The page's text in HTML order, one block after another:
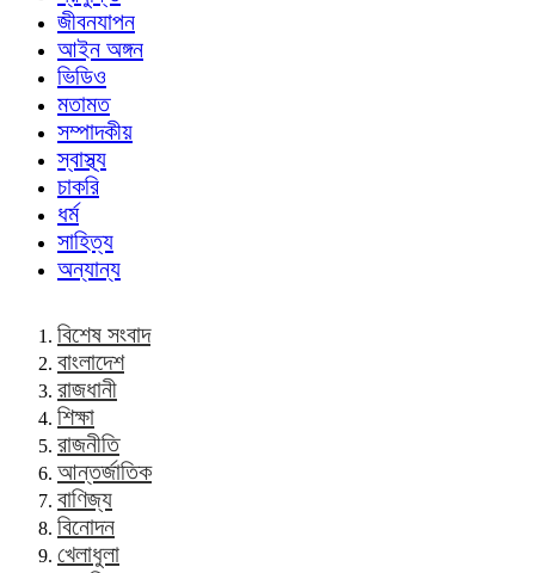
জীবনযাপন
আইন অঙ্গন
ভিডিও
মতামত
সম্পাদকীয়
স্বাস্থ্য
চাকরি
ধর্ম
সাহিত্য
অন্যান্য
বিশেষ সংবাদ
বাংলাদেশ
রাজধানী
শিক্ষা
রাজনীতি
আন্তর্জাতিক
বাণিজ্য
বিনোদন
খেলাধুলা